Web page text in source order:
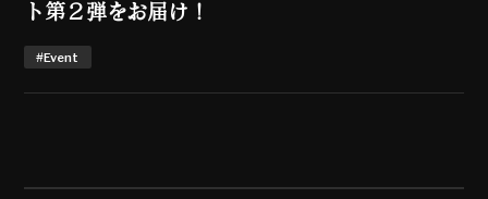
ト第２弾をお届け！
#Event